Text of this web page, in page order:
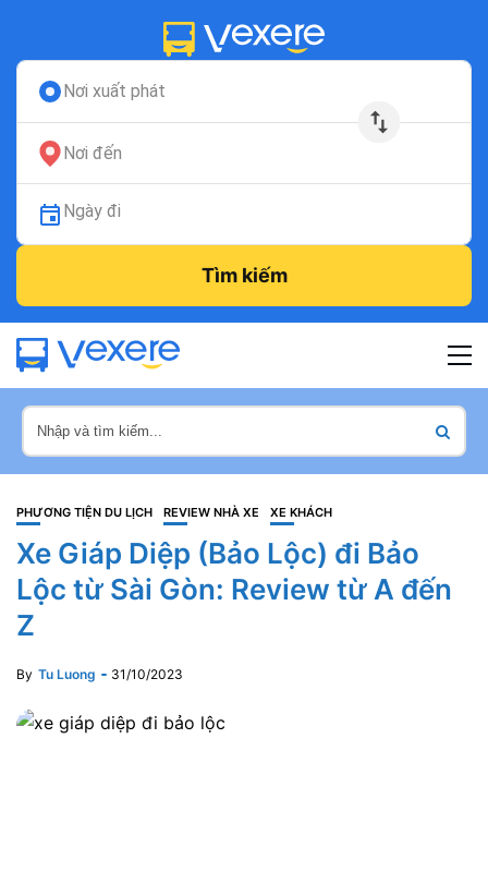
Nơi xuất phát
Nơi đến
Ngày đi
Tìm kiếm
PHƯƠNG TIỆN DU LỊCH REVIEW NHÀ XE XE KHÁCH
Xe Giáp Diệp (Bảo Lộc) đi Bảo
Lộc từ Sài Gòn: Review từ A đến
Z
By Tu Luong 31/10/2023